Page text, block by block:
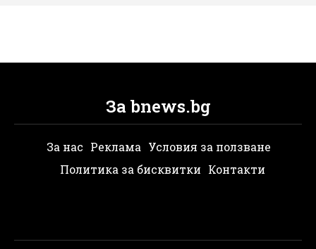
За bnews.bg
За нас Реклама Условия за ползване
Политика за бисквитки Контакти